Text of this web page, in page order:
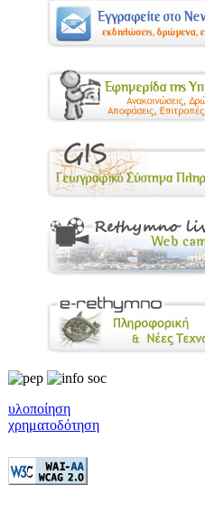
υλοποίηση
χρηματοδότηση